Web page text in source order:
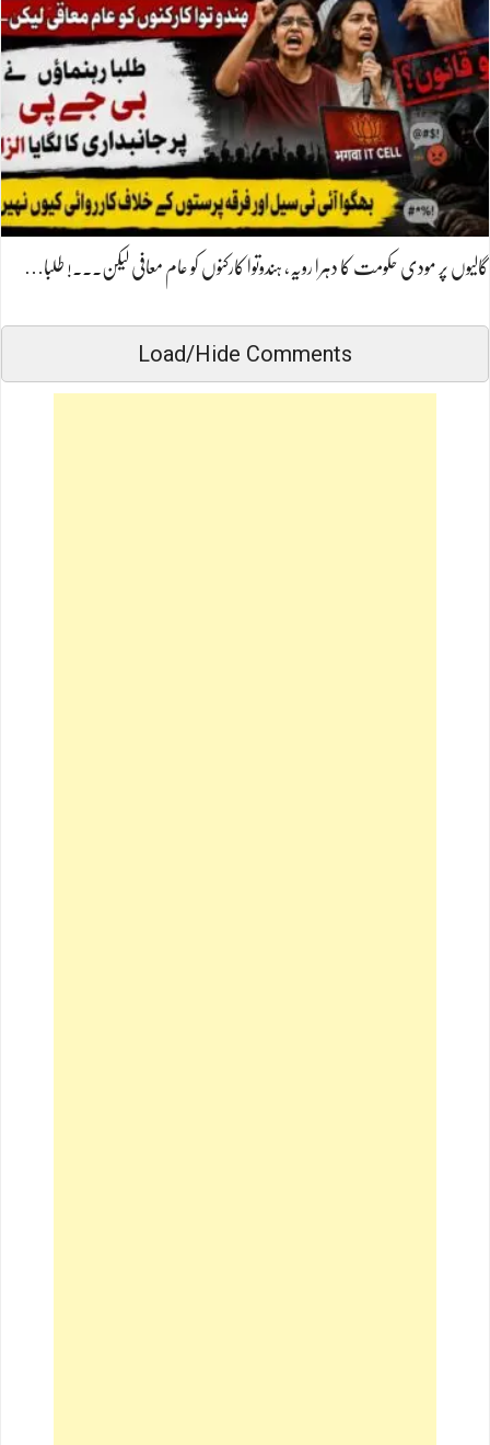
گالیوں پر مودی حکومت کا دہرا رویہ، ہندوتوا کارکنوں کو عام معافی لیکن۔۔۔! طلبا…
Load/Hide Comments